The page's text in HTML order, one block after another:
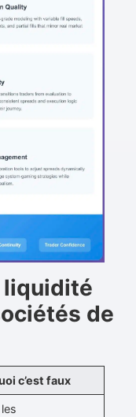
liquidité
de
c’est faux